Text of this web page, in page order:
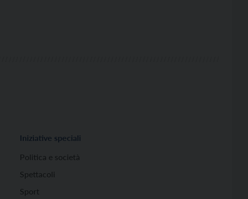
Iniziative speciali
Politica e società
Spettacoli
Sport